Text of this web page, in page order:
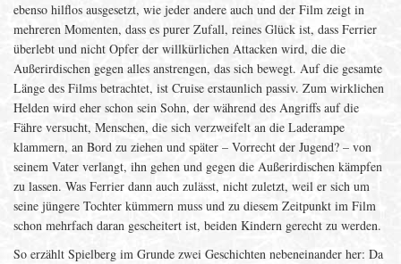
ebenso hilflos ausgesetzt, wie jeder andere auch und der Film zeigt in
mehreren Momenten, dass es purer Zufall, reines Glück ist, dass Ferrier
überlebt und nicht Opfer der willkürlichen Attacken wird, die die
Außerirdischen gegen alles anstrengen, das sich bewegt. Auf die gesamte
Länge des Films betrachtet, ist Cruise erstaunlich passiv. Zum wirklichen
Helden wird eher schon sein Sohn, der während des Angriffs auf die
Fähre versucht, Menschen, die sich verzweifelt an die Laderampe
klammern, an Bord zu ziehen und später – Vorrecht der Jugend? – von
seinem Vater verlangt, ihn gehen und gegen die Außerirdischen kämpfen
zu lassen. Was Ferrier dann auch zulässt, nicht zuletzt, weil er sich um
seine jüngere Tochter kümmern muss und zu diesem Zeitpunkt im Film
schon mehrfach daran gescheitert ist, beiden Kindern gerecht zu werden.
So erzählt Spielberg im Grunde zwei Geschichten nebeneinander her: Da